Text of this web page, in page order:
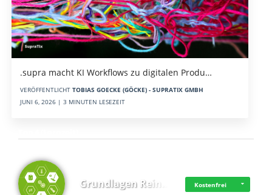
.supra macht KI Workflows zu digitalen Produ…
VERÖFFENTLICHT TOBIAS GOECKE (GÖCKE) - SUPRATIX GMBH
JUNI 6, 2026 | 3 MINUTEN LESEZEIT
Grundlagen Rein… Kostenfrei